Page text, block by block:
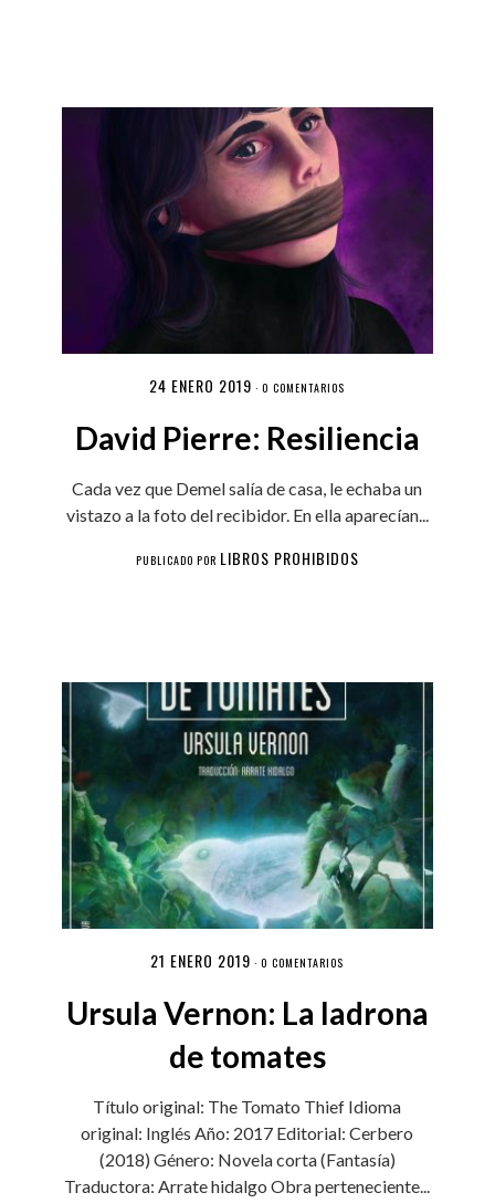
24 ENERO 2019 ·0 COMENTARIOS
David Pierre: Resiliencia
Cada vez que Demel salía de casa, le echaba un
vistazo a la foto del recibidor. En ella aparecían...
PUBLICADO POR LIBROS PROHIBIDOS
21 ENERO 2019 ·0 COMENTARIOS
Ursula Vernon: La ladrona
de tomates
Título original: The Tomato Thief Idioma
original: Inglés Año: 2017 Editorial: Cerbero
(2018) Género: Novela corta (Fantasía)
Traductora: Arrate hidalgo Obra perteneciente...